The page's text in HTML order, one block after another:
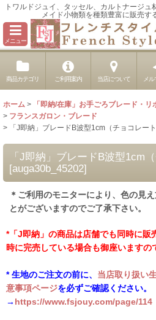
トワルドジュイ、タッセル、カルトナージ
メイド小物類を種類豊富に販売す
メニュー
商品カテゴリ ご利用案内 当店について メ
ホーム >
「即納/在庫」お手ごろブレード・
> フランスガロン・ブレード
>
「J即納」ブレードB波型1cm（チョコレート
「J即納」ブレードB波型1cm
[auga30b_45202]
＊ご利用のモニターにより、色の見
とがございますのでご了承下さい。
*「J即納」の商品は店舗でも同時に販
時に完売している場合も御座います
* 生地のご注文の前に、 当店取り扱い
意事項ページを必ずご確認ください。
→ https://www.fsjouy.com/page/114